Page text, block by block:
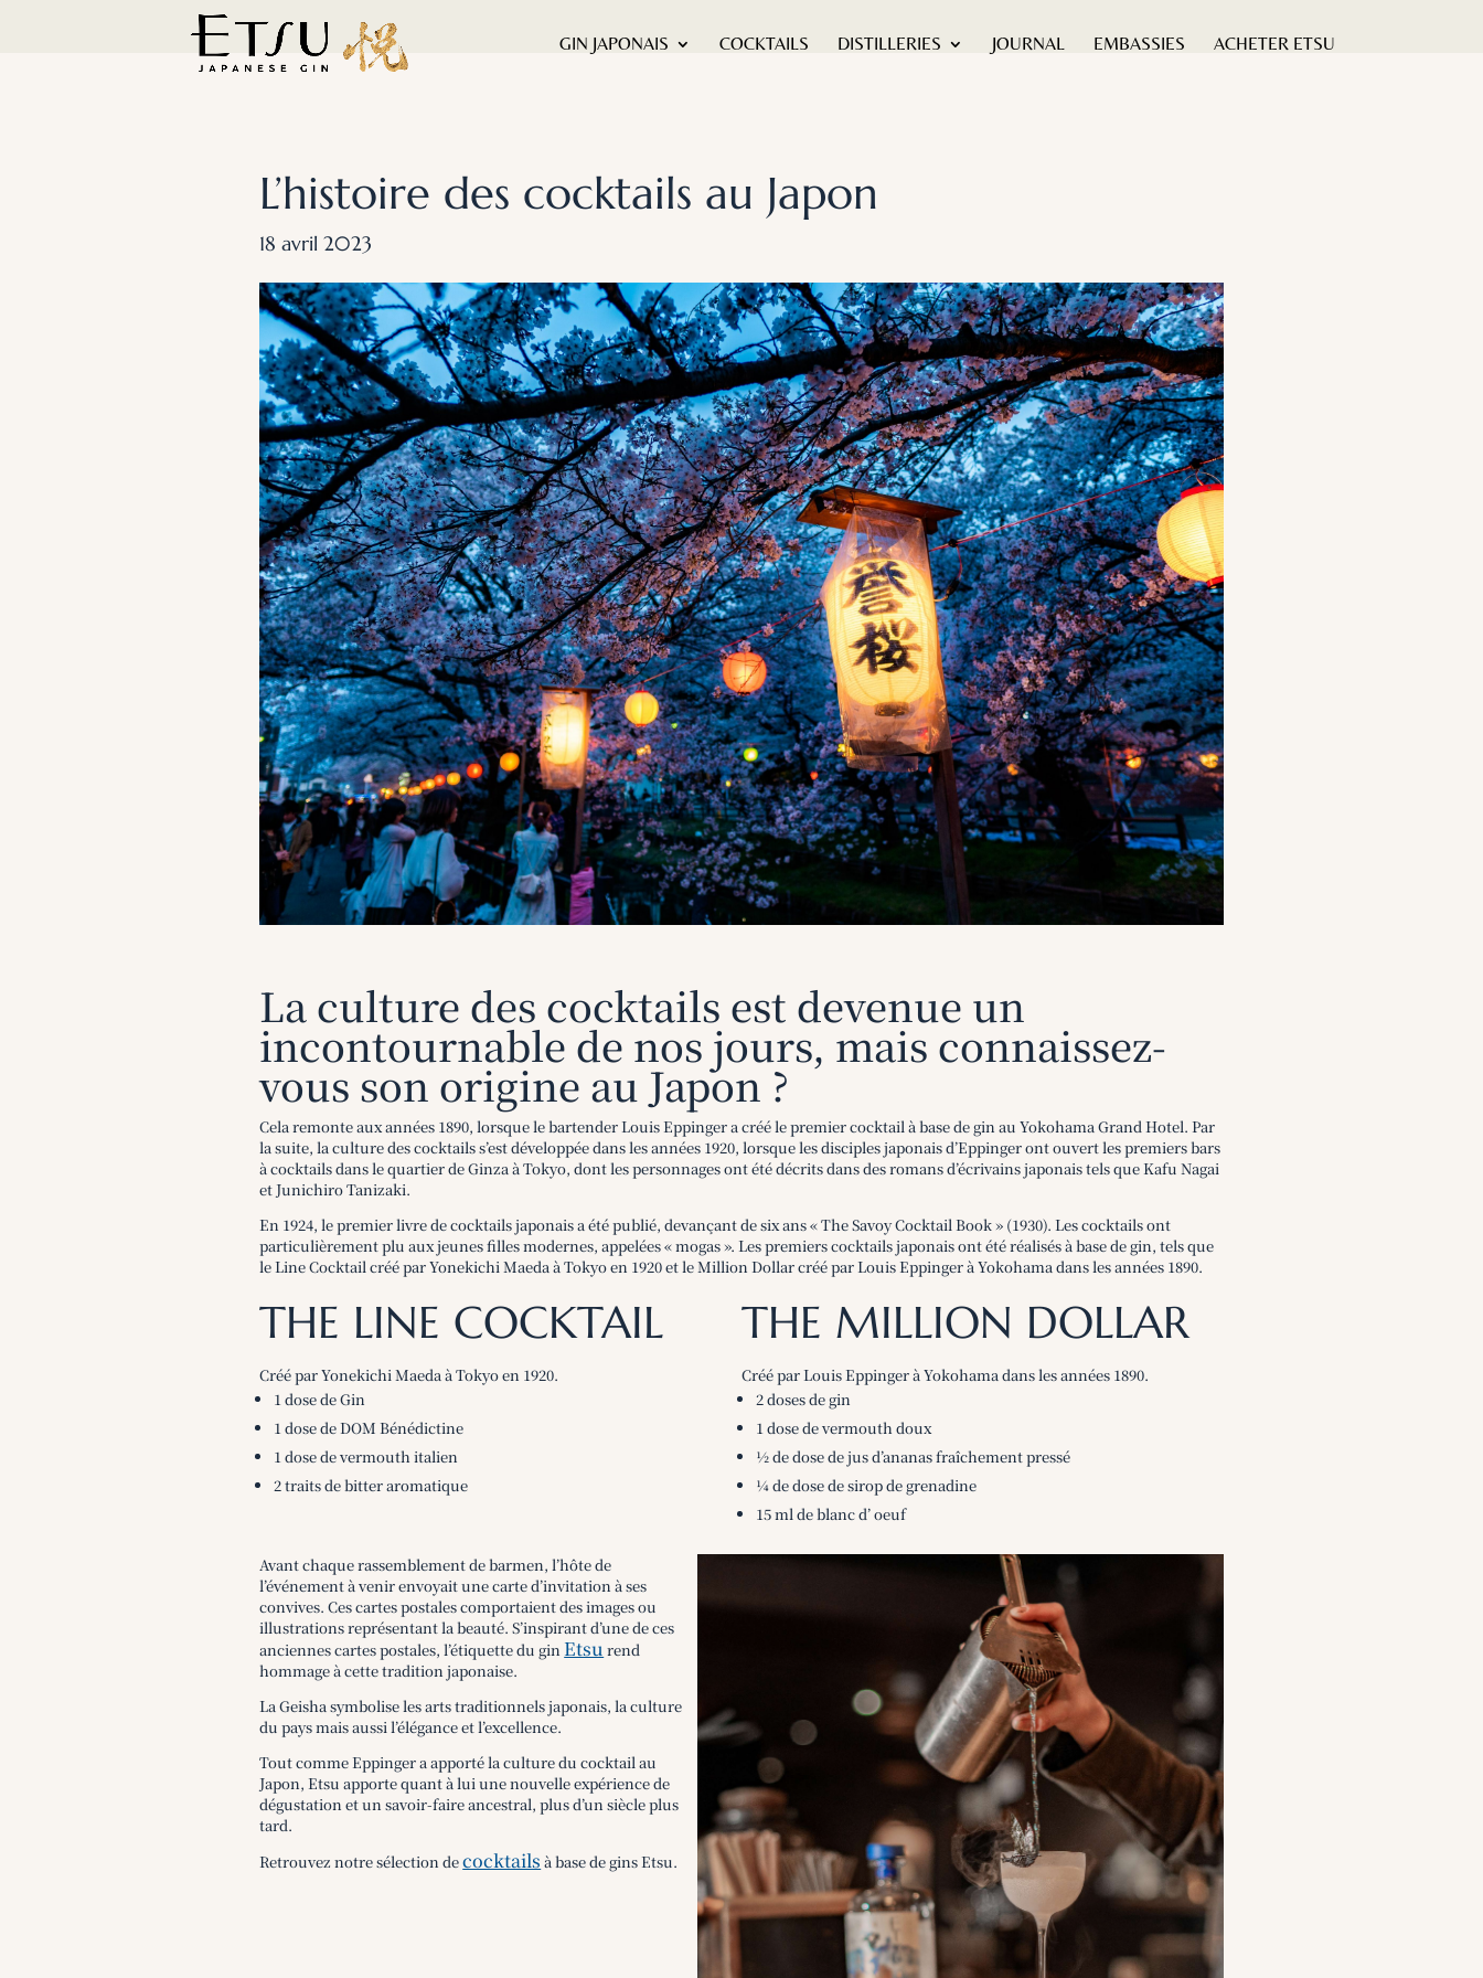
GIN JAPONAIS COCKTAILS DISTILLERIES JOURNAL EMBASSIES ACHETER ETSU
L’histoire des cocktails au Japon
18 avril 2023
La culture des cocktails est devenue un
incontournable de nos jours, mais connaissez-
vous son origine au Japon ?
Cela remonte aux années 1890, lorsque le bartender Louis Eppinger a créé le premier cocktail à base de gin au Yokohama Grand Hotel. Par
la suite, la culture des cocktails s’est développée dans les années 1920, lorsque les disciples japonais d’Eppinger ont ouvert les premiers bars
à cocktails dans le quartier de Ginza à Tokyo, dont les personnages ont été décrits dans des romans d’écrivains japonais tels que Kafu Nagai
et Junichiro Tanizaki.
En 1924, le premier livre de cocktails japonais a été publié, devançant de six ans « The Savoy Cocktail Book » (1930). Les cocktails ont
particulièrement plu aux jeunes filles modernes, appelées « mogas ». Les premiers cocktails japonais ont été réalisés à base de gin, tels que
le Line Cocktail créé par Yonekichi Maeda à Tokyo en 1920 et le Million Dollar créé par Louis Eppinger à Yokohama dans les années 1890.
THE LINE COCKTAIL
Créé par Yonekichi Maeda à Tokyo en 1920.
1 dose de Gin
1 dose de DOM Bénédictine
1 dose de vermouth italien
2 traits de bitter aromatique
THE MILLION DOLLAR
Créé par Louis Eppinger à Yokohama dans les années 1890.
2 doses de gin
1 dose de vermouth doux
½ de dose de jus d’ananas fraîchement pressé
¼ de dose de sirop de grenadine
15 ml de blanc d’ oeuf
Avant chaque rassemblement de barmen, l’hôte de
l’événement à venir envoyait une carte d’invitation à ses
convives. Ces cartes postales comportaient des images ou
illustrations représentant la beauté. S’inspirant d’une de ces
anciennes cartes postales, l’étiquette du ginEtsu rend
hommage à cette tradition japonaise.
La Geisha symbolise les arts traditionnels japonais, la culture
du pays mais aussi l’élégance et l’excellence.
Tout comme Eppinger a apporté la culture du cocktail au
Japon, Etsu apporte quant à lui une nouvelle expérience de
dégustation et un savoir-faire ancestral, plus d’un siècle plus
tard.
Retrouvez notre sélection decocktails à base de gins Etsu.